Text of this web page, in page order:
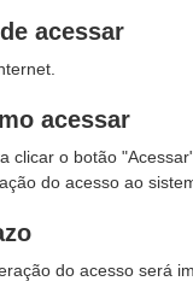
acessar
acessar
clicar o botão
do acesso ao
do acesso será